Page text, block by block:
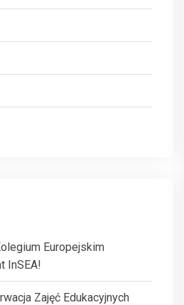
Europejskim
InSEA!
Zajęć Edukacyjnych